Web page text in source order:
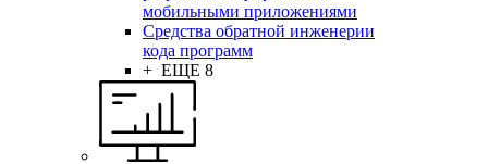
мобильными приложениями
Средства обратной инженерии
кода программ
+ ЕЩЕ 8